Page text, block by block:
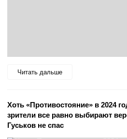
Читать дальше
Хоть «Противостояние» в 2024
зрители все равно выбирают
Гуськов не спас